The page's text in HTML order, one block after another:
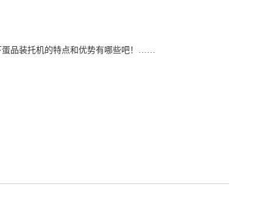
蛋品装托机的特点和优势有哪些吧！……